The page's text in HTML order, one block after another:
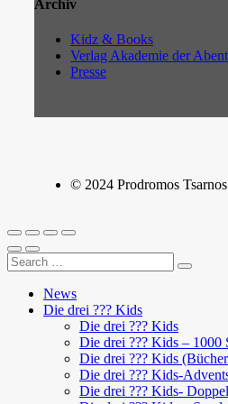
Archiv
Kidz & Books
Verlag Akademie der
Presse
© 2024 Prodromos
News
Die drei ??? Kids
Die drei ??? Kids
Die drei ??? Kids – 1000
Die drei ??? Kids
Die drei ??? Kids-
Die drei ??? Kids-